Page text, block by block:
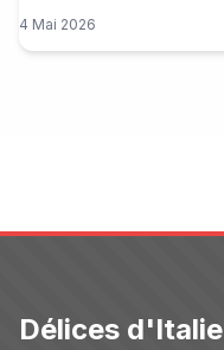
4 Mai 2026
Délices d'Italie